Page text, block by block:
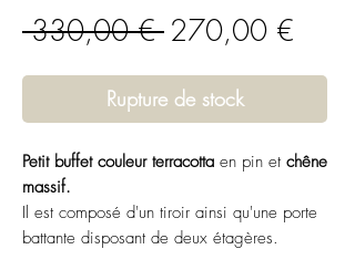
330,00 € Prix
original
270,00 €
Rupture de stock
Petit buffet couleur terracotta en pin et chêne
massif.
Il est composé d'un tiroir ainsi qu'une porte
battante disposant de deux étagères.